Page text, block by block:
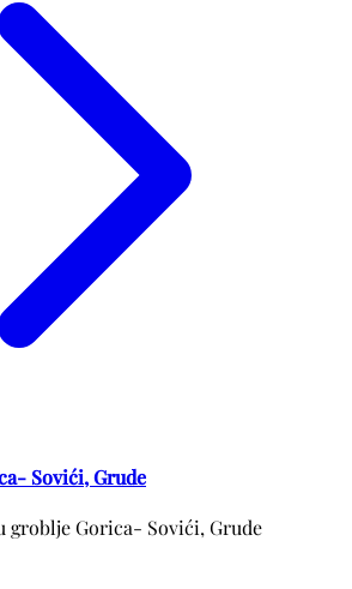
Sovići, Grude
groblje Gorica- Sovići, Grude